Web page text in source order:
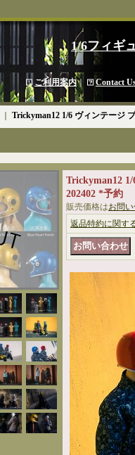
1/6フィギ
ご利用案内｜ Contact
Trickyman12 1/6 ヴィンテージ
Trickyman12
202402 *予約
販売価格はお問
返品特約に関す